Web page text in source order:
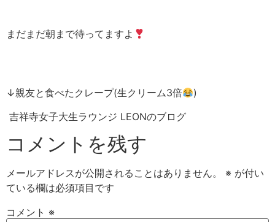
まだまだ朝まで待ってますよ
↓親友と食べたクレープ(生クリーム3倍
)
吉祥寺女子大生ラウンジ LEONのブログ
コメントを残す
メールアドレスが公開されることはありません。 ※ が付い
ている欄は必須項目です
コメント ※